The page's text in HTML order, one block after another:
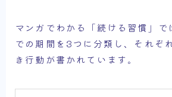
マンガでわかる「続ける習慣」で
での期間を3つに分類し、それぞ
き行動が書かれています。